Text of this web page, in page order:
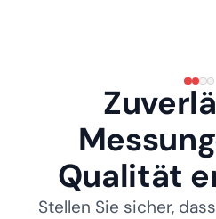
Qualität
Stellen Sie sicher,